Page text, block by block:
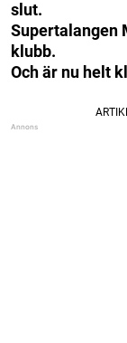
slut.
Supertalangen
klubb.
Och är nu helt